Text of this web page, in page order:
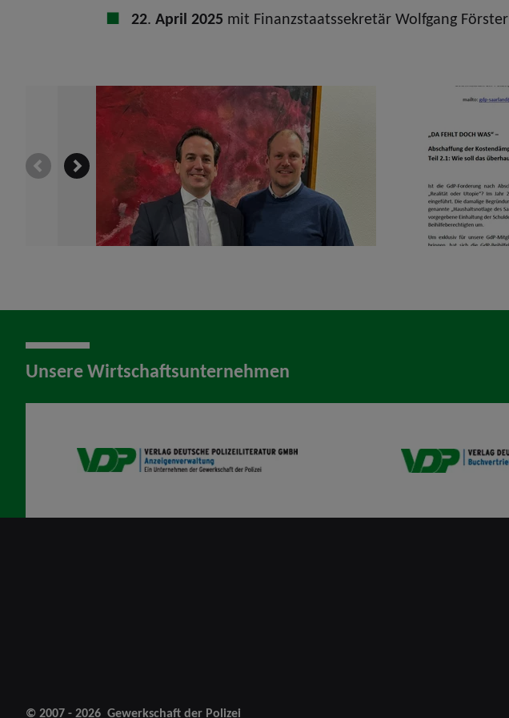
22. April 2025 mit Finanzstaatssekretär Wolfgang Förster
prev next
Unsere Wirtschaftsunternehmen
VDP AV VDP B
© 2007 - 2026 Gewerkschaft der Polizei